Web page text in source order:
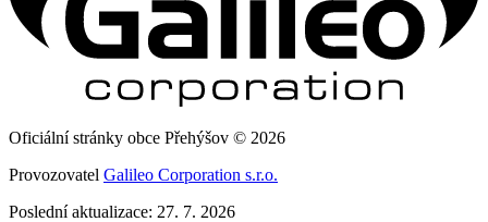
Oficiální stránky obce Přehýšov © 2026
Provozovatel Galileo Corporation s.r.o.
Poslední aktualizace: 27. 7. 2026